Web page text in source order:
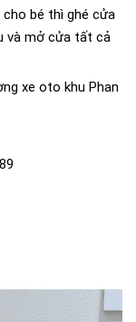
bé thì ghé cửa
và mở cửa tất cả
xe oto khu Phan